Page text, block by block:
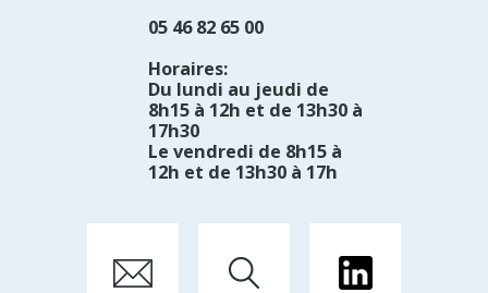
05 46 82 65 00
Horaires:
Du lundi au jeudi de
8h15 à 12h et de 13h30 à
17h30
Le vendredi de 8h15 à
12h et de 13h30 à 17h